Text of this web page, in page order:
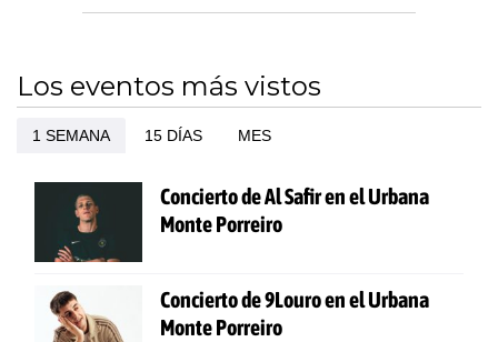
Los eventos más vistos
1 SEMANA 15 DÍAS MES
Concierto de Al Safir en el Urbana
Monte Porreiro
Concierto de 9Louro en el Urbana
Monte Porreiro